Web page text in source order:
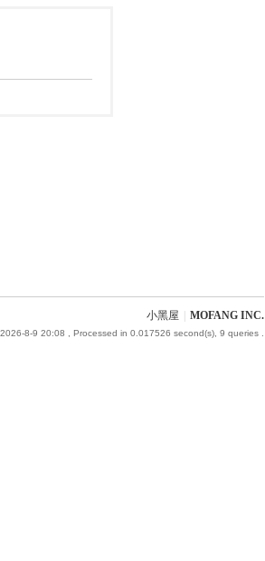
小黑屋 MOFANG INC.
8-9 20:08 , Processed in 0.017526 second(s), 9 queries .